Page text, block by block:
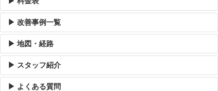
▶ 改善事例一覧
▶ 地図・経路
▶ スタッフ紹介
▶ よくある質問